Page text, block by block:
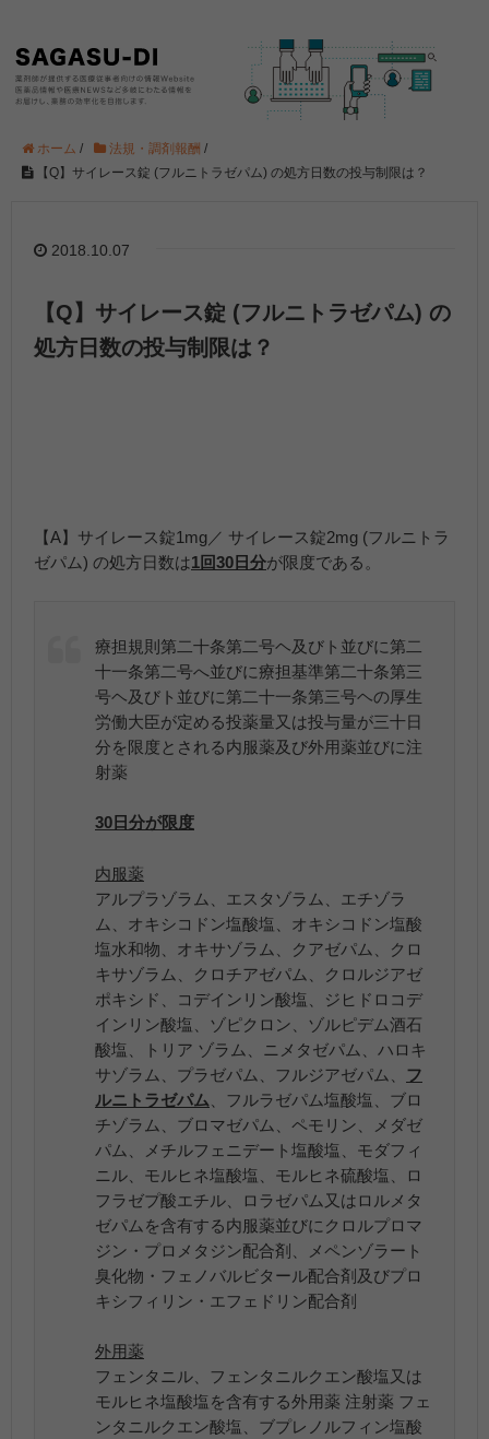
ホーム / 法規・調剤報酬 /
【Q】サイレース錠 (フルニトラゼパム) の処方日数の投与制限は？
2018.10.07
【Q】サイレース錠 (フルニトラゼパム) の
処方日数の投与制限は？
【A】サイレース錠1mg／ サイレース錠2mg (フルニトラ
ゼパム) の処方日数は1回30日分が限度である。
療担規則第二十条第二号ヘ及びト並びに第二
十一条第二号へ並びに療担基準第二十条第三
号ヘ及びト並びに第二十一条第三号ヘの厚生
労働大臣が定める投薬量又は投与量が三十日
分を限度とされる内服薬及び外用薬並びに注
射薬
30日分が限度
内服薬
アルプラゾラム、エスタゾラム、エチゾラ
ム、オキシコドン塩酸塩、オキシコドン塩酸
塩水和物、オキサゾラム、クアゼパム、クロ
キサゾラム、クロチアゼパム、クロルジアゼ
ポキシド、コデインリン酸塩、ジヒドロコデ
インリン酸塩、ゾピクロン、ゾルピデム酒石
酸塩、トリア ゾラム、ニメタゼパム、ハロキ
サゾラム、プラゼパム、フルジアゼパム、 フ
ルニトラゼパム 、フルラゼパム塩酸塩、ブロ
チゾラム、ブロマゼパム、ペモリン、メダゼ
パム、メチルフェニデート塩酸塩、モダフィ
ニル、モルヒネ塩酸塩、モルヒネ硫酸塩、ロ
フラゼプ酸エチル、ロラゼパム又はロルメタ
ゼパムを含有する内服薬並びにクロルプロマ
ジン・プロメタジン配合剤、メペンゾラート
臭化物・フェノバルビタール配合剤及びプロ
キシフィリン・エフェドリン配合剤
外用薬
フェンタニル、フェンタニルクエン酸塩又は
モルヒネ塩酸塩を含有する外用薬 注射薬 フェ
ンタニルクエン酸塩、ブプレノルフィン塩酸